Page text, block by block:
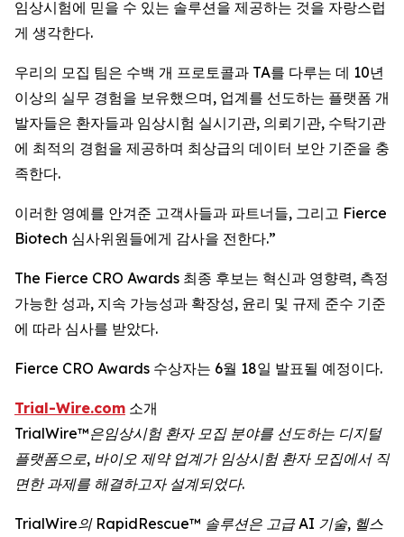
임상시험에 믿을 수 있는 솔루션을 제공하는 것을 자랑스럽
게 생각한다.
우리의 모집 팀은 수백 개 프로토콜과 TA를 다루는 데 10년
이상의 실무 경험을 보유했으며, 업계를 선도하는 플랫폼 개
발자들은 환자들과 임상시험 실시기관, 의뢰기관, 수탁기관
에 최적의 경험을 제공하며 최상급의 데이터 보안 기준을 충
족한다.
이러한 영예를 안겨준 고객사들과 파트너들, 그리고 Fierce
Biotech 심사위원들에게 감사을 전한다.”
The Fierce CRO Awards 최종 후보는 혁신과 영향력, 측정
가능한 성과, 지속 가능성과 확장성, 윤리 및 규제 준수 기준
에 따라 심사를 받았다.
Fierce CRO Awards 수상자는 6월 18일 발표될 예정이다.
Trial-Wire.com 소개
TrialWire™은임상시험 환자 모집 분야를 선도하는 디지털
플랫폼으로, 바이오 제약 업계가 임상시험 환자 모집에서 직
면한 과제를 해결하고자 설계되었다.
TrialWire의 RapidRescue™ 솔루션은 고급 AI 기술, 헬스